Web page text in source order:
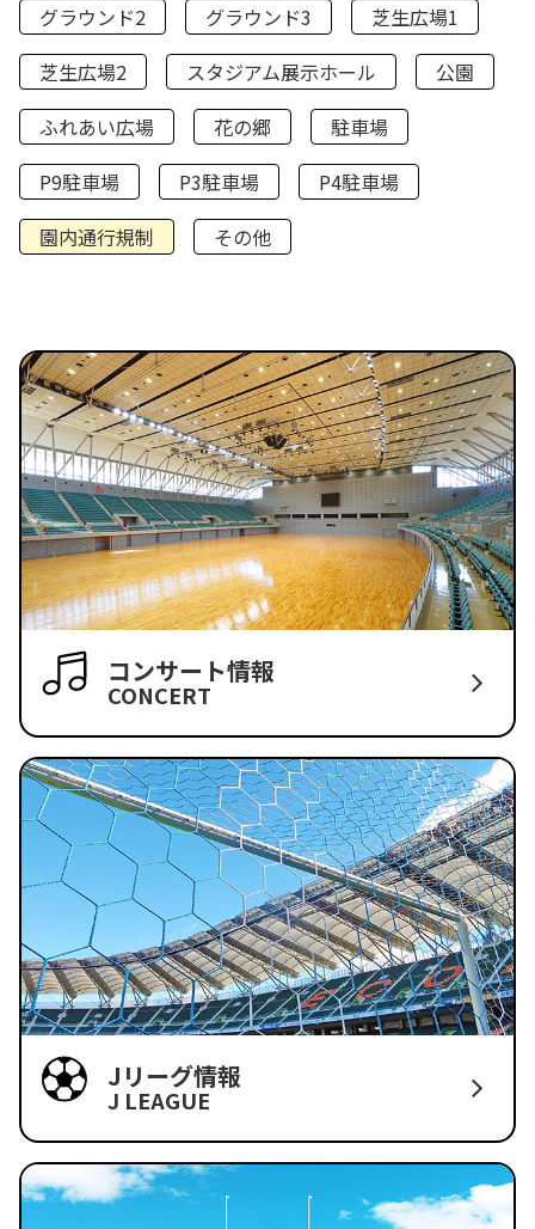
グラウンド2
グラウンド3
芝生広場1
芝生広場2
スタジアム展示ホール
公園
ふれあい広場
花の郷
駐車場
P9駐車場
P3駐車場
P4駐車場
園内通行規制
その他
コンサート情報
CONCERT
Jリーグ情報
J LEAGUE